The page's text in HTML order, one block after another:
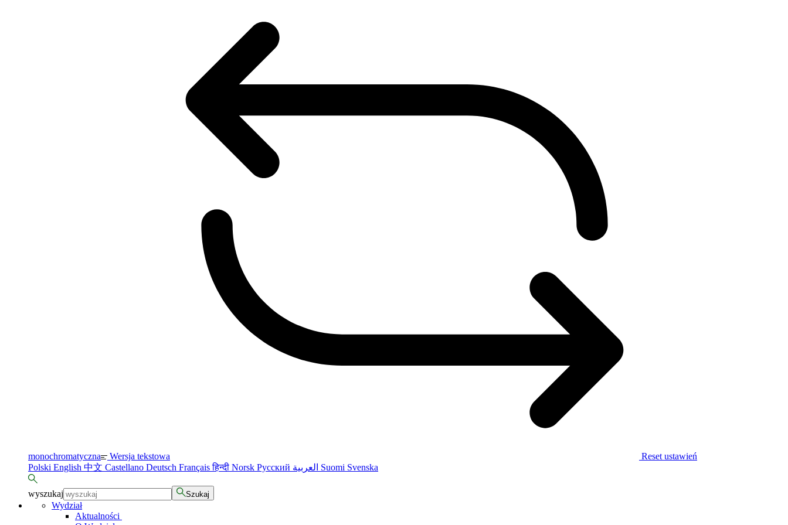
monochromatyczna Wersja tekstowa
Reset ustawień
Polski English 中文 Castellano Deutsch Françaisहिन्दी Norsk Русский Suomi Svenska
wyszukaj Szukaj
Wydział
Aktualności